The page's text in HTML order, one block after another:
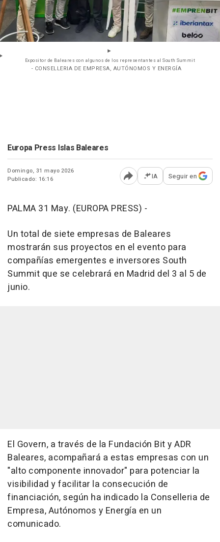
Expositor de Baleares con algunos de los representantes al South Summit
- CONSELLERIA DE EMPRESA, AUTÓNOMOS Y ENERGÍA
Europa Press Islas Baleares
Domingo, 31 mayo 2026
Publicado: 16:16
Abrir opciones para
IA Seguir en
PALMA 31 May. (EUROPA PRESS) -
Un total de siete empresas de Baleares
mostrarán sus proyectos en el evento para
compañías emergentes e inversores South
Summit que se celebrará en Madrid del 3 al 5 de
junio.
El Govern, a través de la Fundación Bit y ADR
Baleares, acompañará a estas empresas con un
"alto componente innovador" para potenciar la
visibilidad y facilitar la consecución de
financiación, según ha indicado la Conselleria de
Empresa, Autónomos y Energía en un
comunicado.